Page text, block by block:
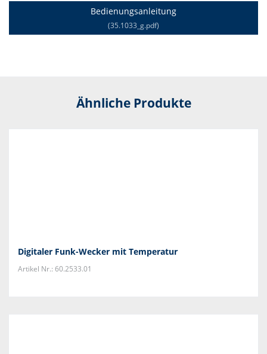
Bedienungsanleitung
(35.1033_g.pdf)
Ähnliche Produkte
Digitaler Funk-Wecker mit Temperatur
Artikel Nr.: 60.2533.01